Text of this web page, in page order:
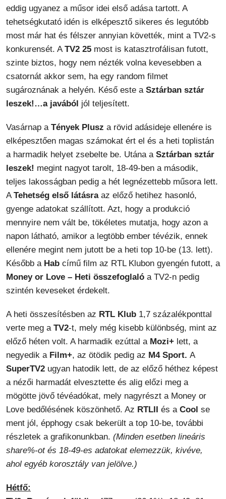
eddig ugyanez a műsor idei első adása tartott. A
tehetségkutató idén is elképesztő sikeres és legutóbb
most már hat és félszer annyian követték, mint a TV2-s
konkurensét. A TV2 25 most is katasztrofálisan futott,
szinte biztos, hogy nem nézték volna kevesebben a
csatornát akkor sem, ha egy random filmet
sugároznának a helyén. Késő este a Sztárban sztár
leszek!…a javából jól teljesített.
Vasárnap a Tények Plusz a rövid adásideje ellenére is
elképesztően magas számokat ért el és a heti toplistán
a harmadik helyet zsebelte be. Utána a Sztárban sztár
leszek! megint nagyot tarolt, 18-49-ben a második,
teljes lakosságban pedig a hét legnézettebb műsora lett.
A Tehetség első látásra az előző hetihez hasonló,
gyenge adatokat szállított. Azt, hogy a produkció
mennyire nem vált be, tökéletes mutatja, hogy azon a
napon látható, amikor a legtöbb ember tévézik, ennek
ellenére megint nem jutott be a heti top 10-be (13. lett).
Később a Hab című film az RTL Klubon gyengén futott, a
Money or Love – Heti összefoglaló a TV2-n pedig
szintén keveseket érdekelt.
A heti összesítésben az RTL Klub 1,7 százalékponttal
verte meg a TV2-t, mely még kisebb különbség, mint az
előző héten volt. A harmadik ezúttal a Mozi+ lett, a
negyedik a Film+, az ötödik pedig az M4 Sport. A
SuperTV2 ugyan hatodik lett, de az előző héthez képest
a nézői harmadát elvesztette és alig előzi meg a
mögötte jövő tévéadókat, mely nagyrészt a Money or
Love bedőlésének köszönhető. Az RTLII és a Cool se
ment jól, épphogy csak bekerült a top 10-be, további
részletek a grafikonunkban. (Minden esetben lineáris
share%-ot és 18-49-es adatokat elemezzük, kivéve,
ahol egyéb korosztály van jelölve.)
Hétfő: